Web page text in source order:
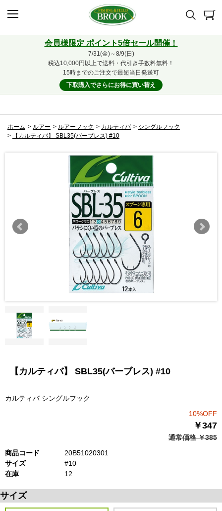
会員様限定 ポイント5倍セール開催！
7/31(金)～8/9(日)
税込10,000円以上で送料・代引き手数料無料！
15時までのご注文で最短当日発送可
下取購入でさらにお得に買い替え
ホーム > ルアー > ルアーフック > カルティバ > シングルフック
>
【カルティバ】 SBL35(バーブレス) #10
【カルティバ】 SBL35(バーブレス) #10
カルティバ シングルフック
10%OFF
￥347
通常価格 ￥385
商品コード
20B51020301
サイズ
#10
在庫
12
サイズ